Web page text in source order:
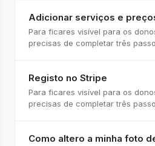
Adicionar serviços e
Para ficares visível para os
precisas de completar três
Registo no Stripe
Para ficares visível para os
precisas de completar três
Como altero a minha foto